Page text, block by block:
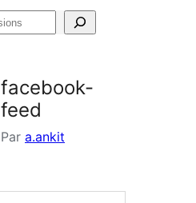
facebook-
feed
Par a.ankit